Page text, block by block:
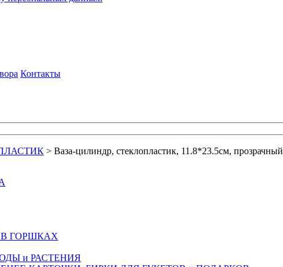
Контакты
> Ваза-цилиндр, стеклопластик, 11.8*23.5см, прозрачный
ГОРШКАХ
и РАСТЕНИЯ